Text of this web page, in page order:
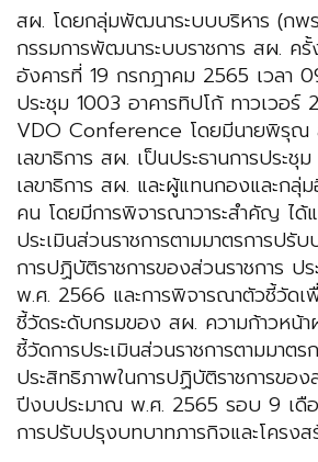
สผ. โดยกลุ่มพัฒนาระบบบริหาร (กพ
กรรมการพัฒนาระบบราชการ สผ.
อังคารที่ 19 กรกฎาคม 2565 เวลา
ประชุม 1003 อาคารทิปโก้ ทาวเวอร์
VDO Conference โดยมีนายพิรุณ
เลขาธิการ สผ. เป็นประธานการประ
เลขาธิการ สผ. และผู้แทนกองและกลุ่
คน โดยมีการพิจารณาวาระสำคัญ ได้
ประเมินส่วนราชการตามมาตรการปรั
การปฏิบัติราชการของส่วนราชการ ป
พ.ศ. 2566 และการพิจารณาตัวชี้วัดเ
ชี้วัดระดับกรมของ สผ. ความก้าวหน้า
ชี้วัดการประเมินส่วนราชการตามมาต
ประสิทธิภาพในการปฏิบัติราชการของ
ปีงบประมาณ พ.ศ. 2565 รอบ 9 เดือ
การปรับปรุงบทบาทภารกิจและโครงส